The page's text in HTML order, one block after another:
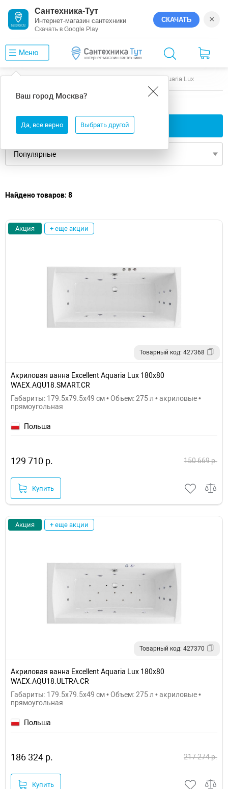
Сантехника-Тут
Интернет-магазин сантехники
Скачать в Google Play
СКАЧАТЬ ×
Меню
Ваш город Москва?
Да, все верно Выбрать другой
Aquaria Lux
14 ванны Excellent Aquaria Lux
Применить фильтры
Найдено товаров: 8
Акция + еще акции
Товарный код: 427368
Акриловая ванна Excellent Aquaria Lux 180x80
WAEX.AQU18.SMART.CR
Габариты: 179.5x79.5x49 см • Объем: 275 л • акриловые •
прямоугольная
Польша
129 710 р. 150 669 р.
Купить
Акция + еще акции
Товарный код: 427370
Акриловая ванна Excellent Aquaria Lux 180x80
WAEX.AQU18.ULTRA.CR
Габариты: 179.5x79.5x49 см • Объем: 275 л • акриловые •
прямоугольная
Польша
186 324 р. 217 274 р.
Купить